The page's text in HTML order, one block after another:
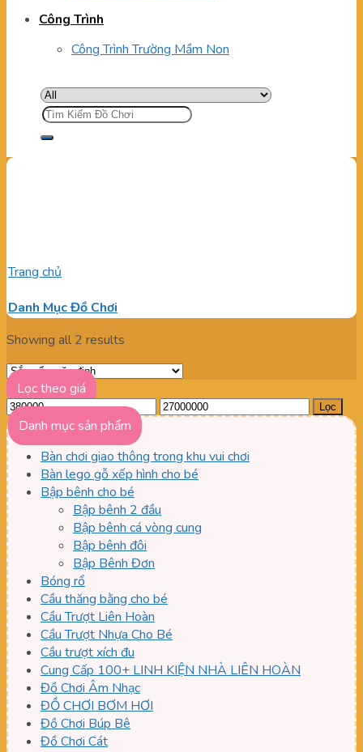
Công Trình
Công Trình Trường Mầm Non
Tìm
kiếm:
Trang chủ
Danh Mục Đồ Chơi
Showing all 2 results
Lọc theo giá
Giá
tối
thiểu
Giá
Lọc
Danh mục sản phẩm
Bàn chơi giao thông trong khu vui chơi
Bàn lego gỗ xếp hình cho bé
Bập bênh cho bé
Bập bênh 2 đầu
Bập bênh cá vòng cung
Bập bênh đôi
Bập Bênh Đơn
Bóng rổ
Cầu thăng bằng cho bé
Cầu Trượt Liên Hoàn
Cầu Trượt Nhựa Cho Bé
Cầu trượt xích đu
Cung Cấp 100+ LINH KIỆN NHÀ LIÊN HOÀN
Đồ Chơi Âm Nhạc
ĐỒ CHƠI BƠM HƠI
Đồ Chơi Búp Bê
Đồ Chơi Cát